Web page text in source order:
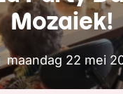
Mozaiek!
maandag 22 mei